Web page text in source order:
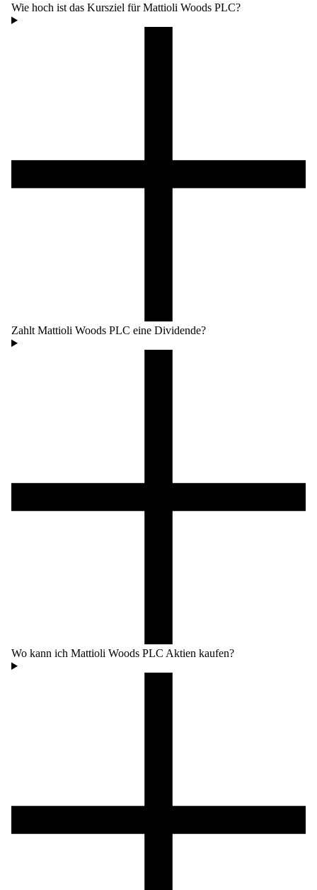
Wie hoch ist das Kursziel für Mattioli Woods PLC?
Zahlt Mattioli Woods PLC eine Dividende?
Wo kann ich Mattioli Woods PLC Aktien kaufen?